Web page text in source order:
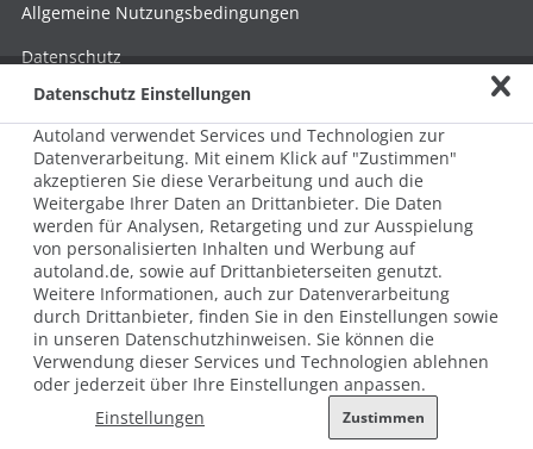
© 2026 AUTOLAND 24 SE & Co. Betriebs KG
Werner-von-Siemens-Str. 2, 06796 Brehna, Deutschland
Allgemeine Nutzungsbedingungen
Datenschutz
Hinweisgebersystem nach HinSchG
Beschwerde nach LkSG
Grundsatzerklärung zum LkSG
Datenschutz Einstellungen
Autoland verwendet Services und Technologien zur
Datenverarbeitung. Mit einem Klick auf "Zustimmen"
akzeptieren Sie diese Verarbeitung und auch die
Weitergabe Ihrer Daten an Drittanbieter. Die Daten
werden für Analysen, Retargeting und zur Ausspielung
von personalisierten Inhalten und Werbung auf
autoland.de, sowie auf Drittanbieterseiten genutzt.
Weitere Informationen, auch zur Datenverarbeitung
durch Drittanbieter, finden Sie in den Einstellungen sowie
in unseren Datenschutzhinweisen. Sie können die
Verwendung dieser Services und Technologien ablehnen
oder jederzeit über Ihre Einstellungen anpassen.
Einstellungen
Zustimmen